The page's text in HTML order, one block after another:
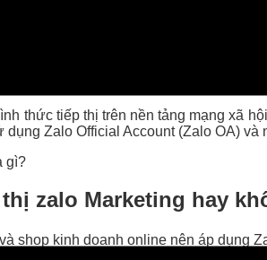
lập kế hoạch tiếp thị Zalo Marketing chi
Marketing Zalo hiệu quả
vào những lĩnh vực cụ thể
là gì?
thức tiếp thị trên nền tảng mạng xã
dụng Zalo Official Account (Zalo OA)
zalo Marketing hay
shop kinh doanh online nên áp dụng